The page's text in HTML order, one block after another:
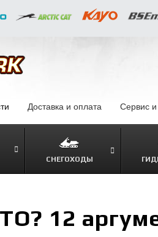
Доставка и оплата Сервис
СНЕГОХОДЫ
12